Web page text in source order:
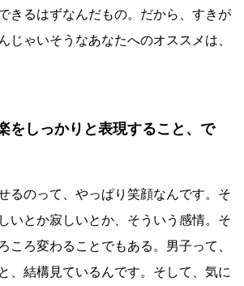
きるはずなんだもの。だから、すきが
じゃいそうなあなたへのオススメは、
をしっかりと表現すること、で
るのって、やっぱり笑顔なんです。そ
いとか寂しいとか、そういう感情。そ
ころ変わることでもある。男子って、
、結構見ているんです。そして、気に